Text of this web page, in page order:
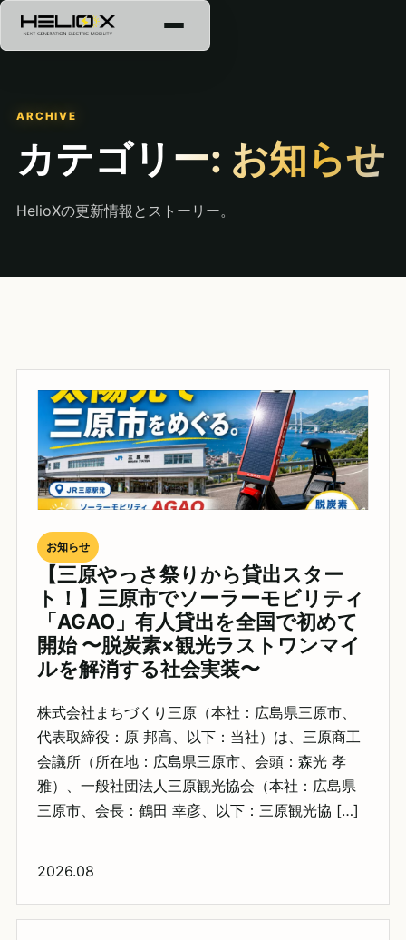
ARCHIVE
カテゴリー: お知らせ
HelioXの更新情報とストーリー。
お知らせ
【三原やっさ祭りから貸出スター
ト！】三原市でソーラーモビリティ
「AGAO」有人貸出を全国で初めて
開始 〜脱炭素×観光ラストワンマイ
ルを解消する社会実装〜
株式会社まちづくり三原（本社：広島県三原市、
代表取締役：原 邦高、以下：当社）は、三原商工
会議所（所在地：広島県三原市、会頭：森光 孝
雅）、一般社団法人三原観光協会（本社：広島県
三原市、会長：鶴田 幸彦、以下：三原観光協 […]
2026.08